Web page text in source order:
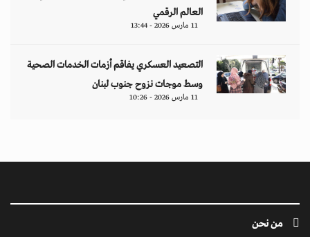
العالم الرقمي
11 مارس 2026 - 13:44
التصعيد العسكري يفاقم أزمات الخدمات الصحية
وسط موجات نزوح جنوب لبنان
11 مارس 2026 - 10:26
من نحن